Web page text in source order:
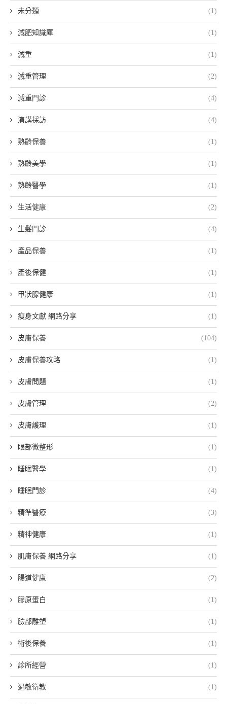
未分類 (1)
減肥知識庫 (1)
減重 (1)
減重管理 (2)
減重門診 (4)
演講採訪 (4)
熟齡保養 (1)
熟齡美學 (1)
熟齡醫學 (1)
生活健康 (2)
生髮門診 (4)
產品保養 (1)
產後保健 (1)
甲狀腺健康 (1)
瘦身文獻 網路分享 (1)
皮膚保養 (104)
皮膚保養攻略 (1)
皮膚問題 (1)
皮膚管理 (2)
皮膚護理 (1)
眼部微整形 (1)
睡眠醫學 (1)
睡眠門診 (4)
精準醫療 (3)
精神健康 (1)
肌膚保養 網路分享 (1)
腸道健康 (2)
膠原蛋白 (1)
臉部雕塑 (1)
術後保養 (1)
診所經營 (1)
過敏衛教 (1)